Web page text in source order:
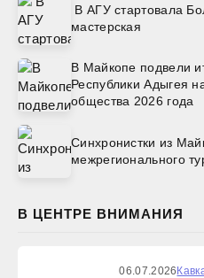
В АГУ стартовала
мастерская
В Майкопе подвели
Республики Адыгея
общества 2026 года
Синхронистки из
межрегионального
В ЦЕНТРЕ ВНИМАНИЯ
06.07.2026